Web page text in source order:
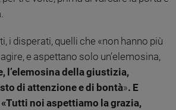
i disperati, quelli che «non hanno più
e aspettano solo un’elemosina,
l’elemosina della giustizia,
di attenzione e di bontà». E
noi aspettiamo la grazia,